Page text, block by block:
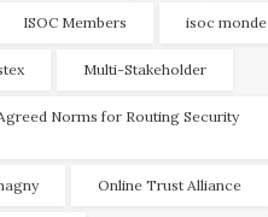
ISOC Members isoc monde
Multi-Stakeholder
Norms for Routing Security
Online Trust Alliance